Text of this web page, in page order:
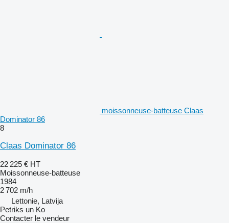
moissonneuse-batteuse Claas
Dominator 86
8
Claas Dominator 86
22 225 € HT
Moissonneuse-batteuse
1984
2 702 m/h
Lettonie, Latvija
Petriks un Ko
Contacter le vendeur